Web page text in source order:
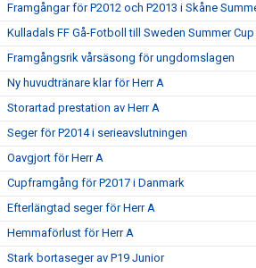
Framgångar för P2012 och P2013 i Skåne
Kulladals FF Gå-Fotboll till Sweden Summer
Framgångsrik vårsäsong för ungdomslagen
Ny huvudtränare klar för Herr A
Storartad prestation av Herr A
Seger för P2014 i serieavslutningen
Oavgjort för Herr A
Cupframgång för P2017 i Danmark
Efterlängtad seger för Herr A
Hemmaförlust för Herr A
Stark bortaseger av P19 Junior